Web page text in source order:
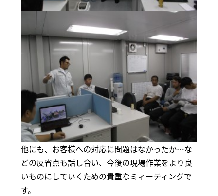
他にも、お客様への対応に問題はなかったか…な
どの反省点も話し合い、今後の現場作業をより良
いものにしていくための貴重なミィーティングで
す。